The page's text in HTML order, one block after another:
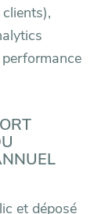
et déposé